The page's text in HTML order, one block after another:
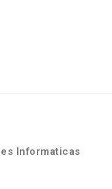
Informaticas